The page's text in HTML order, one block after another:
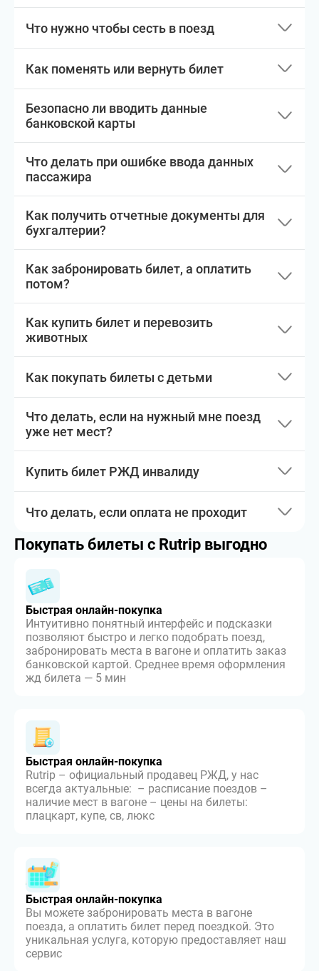
Что нужно чтобы сесть в поезд
Как поменять или вернуть билет
Безопасно ли вводить данные
банковской карты
Что делать при ошибке ввода данных
пассажира
Как получить отчетные документы для
бухгалтерии?
Как забронировать билет, а оплатить
потом?
Как купить билет и перевозить
животных
Как покупать билеты с детьми
Что делать, если на нужный мне поезд
уже нет мест?
Купить билет РЖД инвалиду
Что делать, если оплата не проходит
Покупать билеты с Rutrip выгодно
Быстрая онлайн-покупка
Интуитивно понятный интерфейс и подсказки
позволяют быстро и легко подобрать поезд,
забронировать места в вагоне и оплатить заказ
банковской картой. Среднее время оформления
жд билета — 5 мин
Быстрая онлайн-покупка
Rutrip – официальный продавец РЖД, у нас
всегда актуальные: – расписание поездов –
наличие мест в вагоне – цены на билеты:
плацкарт, купе, св, люкс
Быстрая онлайн-покупка
Вы можете забронировать места в вагоне
поезда, а оплатить билет перед поездкой. Это
уникальная услуга, которую предоставляет наш
сервис